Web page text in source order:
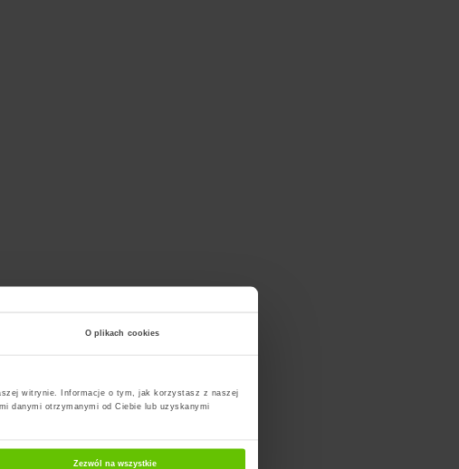
O plikach cookies
witrynie. Informacje o tym, jak korzystasz z naszej
danymi otrzymanymi od Ciebie lub uzyskanymi
Zezwól na wszystkie